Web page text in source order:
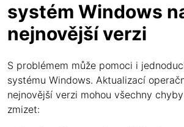
systém Windows
nejnovější verzi
S problémem může pomoci i
systému Windows. Aktualizací
nejnovější verzi mohou všechny
zmizet: